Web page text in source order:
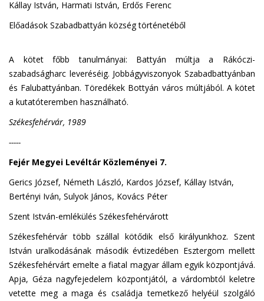
Kállay István, Harmati István, Erdős Ferenc
Előadások Szabadbattyán község történetéből
A kötet főbb tanulmányai: Battyán múltja a Rákóczi-
szabadságharc leveréséig. Jobbágyviszonyok Szabadbattyánban
és Falubattyánban. Töredékek Bottyán város múltjából. A kötet
a kutatóteremben használható.
Székesfehérvár, 1989
-----
Fejér Megyei Levéltár Közleményei 7.
Gerics József, Németh László, Kardos József, Kállay István,
Bertényi Iván, Sulyok János, Kovács Péter
Szent István-emlékülés Székesfehérvárott
Székesfehérvár több szállal kötődik első királyunkhoz. Szent
István uralkodásának második évtizedében Esztergom mellett
Székesfehérvárt emelte a fiatal magyar állam egyik központjává.
Apja, Géza nagyfejedelem központjától, a várdombtól keletre
vetette meg a maga és családja temetkező helyéül szolgáló